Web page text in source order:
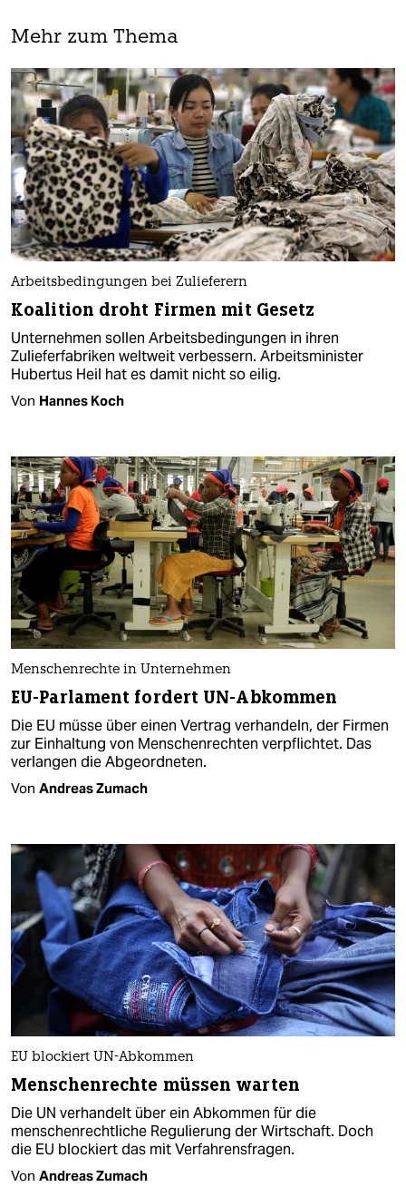
Mehr zum Thema
Arbeitsbedingungen bei Zulieferern
Koalition droht Firmen mit Gesetz
Unternehmen sollen Arbeitsbedingungen in ihren
Zulieferfabriken weltweit verbessern. Arbeitsminister
Hubertus Heil hat es damit nicht so eilig.
Von Hannes Koch
Menschenrechte in Unternehmen
EU-Parlament fordert UN-Abkommen
Die EU müsse über einen Vertrag verhandeln, der Firmen
zur Einhaltung von Menschenrechten verpflichtet. Das
verlangen die Abgeordneten.
Von Andreas Zumach
EU blockiert UN-Abkommen
Menschenrechte müssen warten
Die UN verhandelt über ein Abkommen für die
menschenrechtliche Regulierung der Wirtschaft. Doch
die EU blockiert das mit Verfahrensfragen.
Von Andreas Zumach